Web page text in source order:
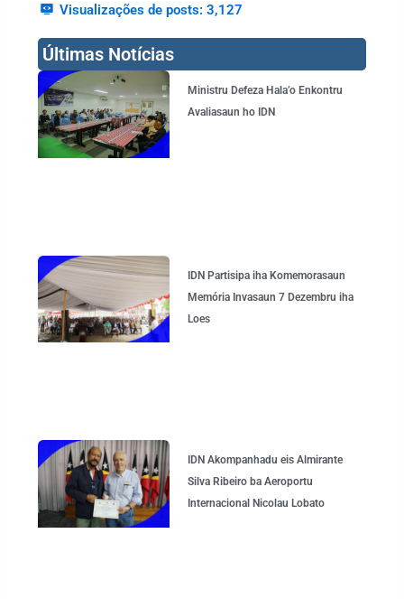
Visualizações de posts: 3,127
Últimas Notícias
Ministru Defeza Hala’o Enkontru
Avaliasaun ho IDN
IDN Partisipa iha Komemorasaun
Memória Invasaun 7 Dezembru iha
Loes
IDN Akompanhadu eis Almirante
Silva Ribeiro ba Aeroportu
Internacional Nicolau Lobato
Page